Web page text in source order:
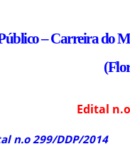
– Carreira do
Edital
n.o 299/DDP/2014